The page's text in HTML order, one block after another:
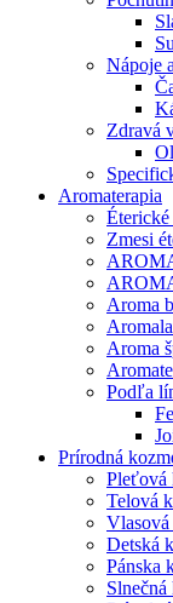
Nápoje
Zdravá
Aromaterapia
Zmesi
Aroma
Aroma
Podľa
Prírodná
Pleťová
Telová
Vlasová
Detská
Pánska